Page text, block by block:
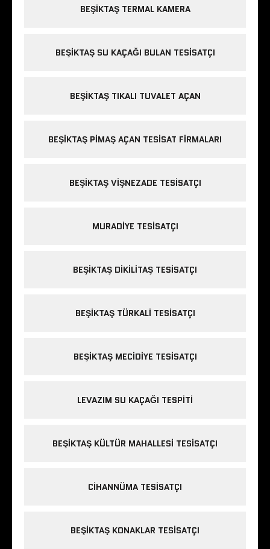
BEŞIKTAŞ TERMAL KAMERA
BEŞIKTAŞ SU KAÇAĞI BULAN TESISATÇI
BEŞIKTAŞ TIKALI TUVALET AÇAN
BEŞIKTAŞ PIMAŞ AÇAN TESISAT FIRMALARI
BEŞIKTAŞ VIŞNEZADE TESISATÇI
MURADIYE TESISATÇI
BEŞIKTAŞ DIKILITAŞ TESISATÇI
BEŞIKTAŞ TÜRKALI TESISATÇI
BEŞIKTAŞ MECIDIYE TESISATÇI
LEVAZIM SU KAÇAĞI TESPITI
BEŞIKTAŞ KÜLTÜR MAHALLESI TESISATÇI
CIHANNÜMA TESISATÇI
BEŞIKTAŞ KONAKLAR TESISATÇI